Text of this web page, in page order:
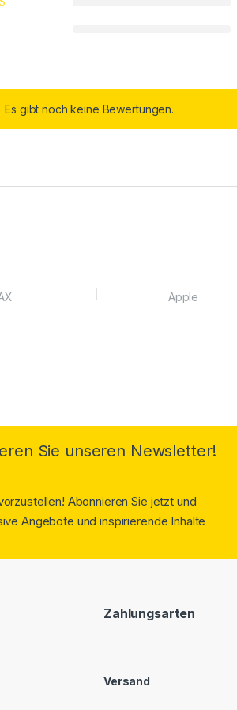
Es gibt noch keine Bewertungen.
Sie unseren Newsletter!
Abonnieren Sie jetzt und
Angebote und inspirierende Inhalte
Zahlungsarten
Versand